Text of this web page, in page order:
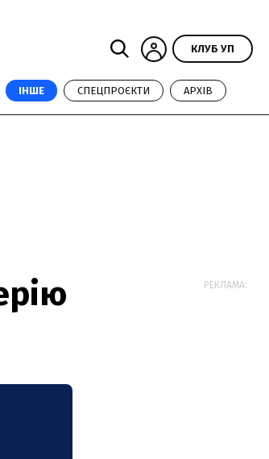
КЛУБ УП
ІНШЕ СПЕЦПРОЄКТИ АРХІВ
РЕКЛАМА: